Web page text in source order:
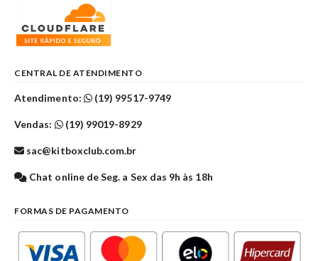
CENTRAL DE ATENDIMENTO
Atendimento: (19) 99517-9749
Vendas: (19) 99019-8929
sac@kitboxclub.com.br
Chat online de Seg. a Sex das 9h às 18h
FORMAS DE PAGAMENTO